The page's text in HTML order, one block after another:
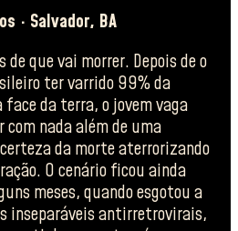
· Salvador, BA
de que vai morrer. Depois de o
ter varrido 99% da
da terra, o jovem vaga
com nada além de uma
da morte aterrorizando
O cenário ficou ainda
meses, quando esgotou a
inseparáveis antirretrovirais,